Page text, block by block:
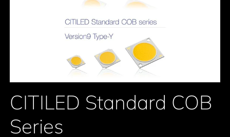
CITILED Standard COB
Series